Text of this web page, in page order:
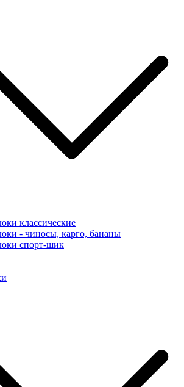
классические
- чиносы, карго, бананы
спорт-шик